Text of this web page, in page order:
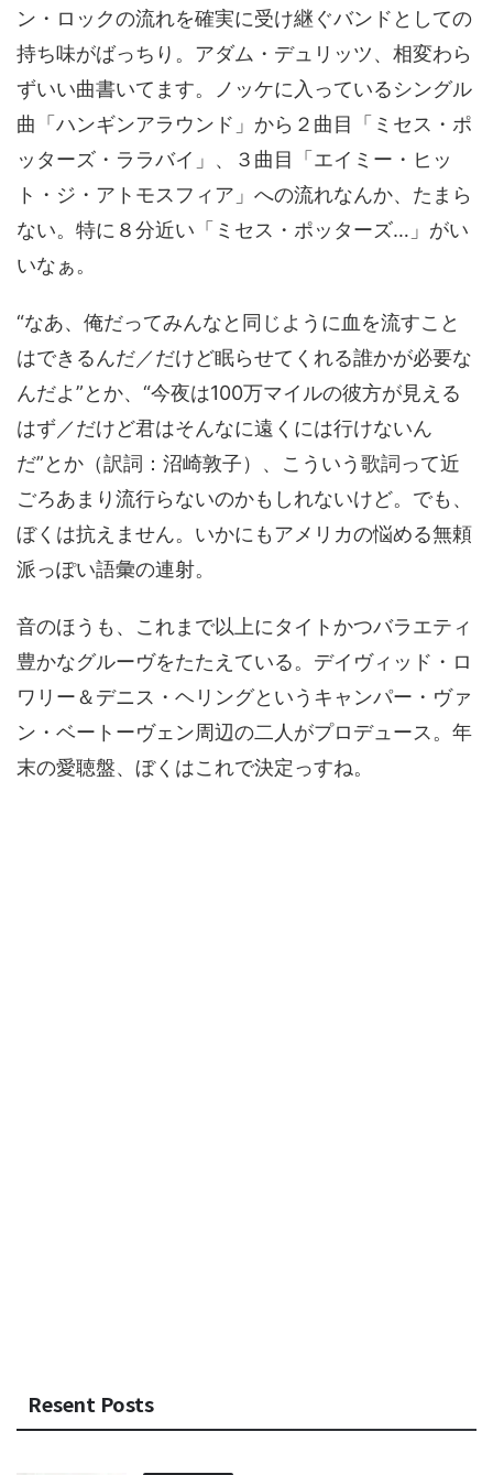
ン・ロックの流れを確実に受け継ぐバンドとしての
持ち味がばっちり。アダム・デュリッツ、相変わら
ずいい曲書いてます。ノッケに入っているシングル
曲「ハンギンアラウンド」から２曲目「ミセス・ポ
ッターズ・ララバイ」、３曲目「エイミー・ヒッ
ト・ジ・アトモスフィア」への流れなんか、たまら
ない。特に８分近い「ミセス・ポッターズ…」がい
いなぁ。
“なあ、俺だってみんなと同じように血を流すこと
はできるんだ／だけど眠らせてくれる誰かが必要な
んだよ”とか、“今夜は100万マイルの彼方が見える
はず／だけど君はそんなに遠くには行けないん
だ”とか（訳詞：沼崎敦子）、こういう歌詞って近
ごろあまり流行らないのかもしれないけど。でも、
ぼくは抗えません。いかにもアメリカの悩める無頼
派っぽい語彙の連射。
音のほうも、これまで以上にタイトかつバラエティ
豊かなグルーヴをたたえている。デイヴィッド・ロ
ワリー＆デニス・ヘリングというキャンパー・ヴァ
ン・ベートーヴェン周辺の二人がプロデュース。年
末の愛聴盤、ぼくはこれで決定っすね。
Resent Posts